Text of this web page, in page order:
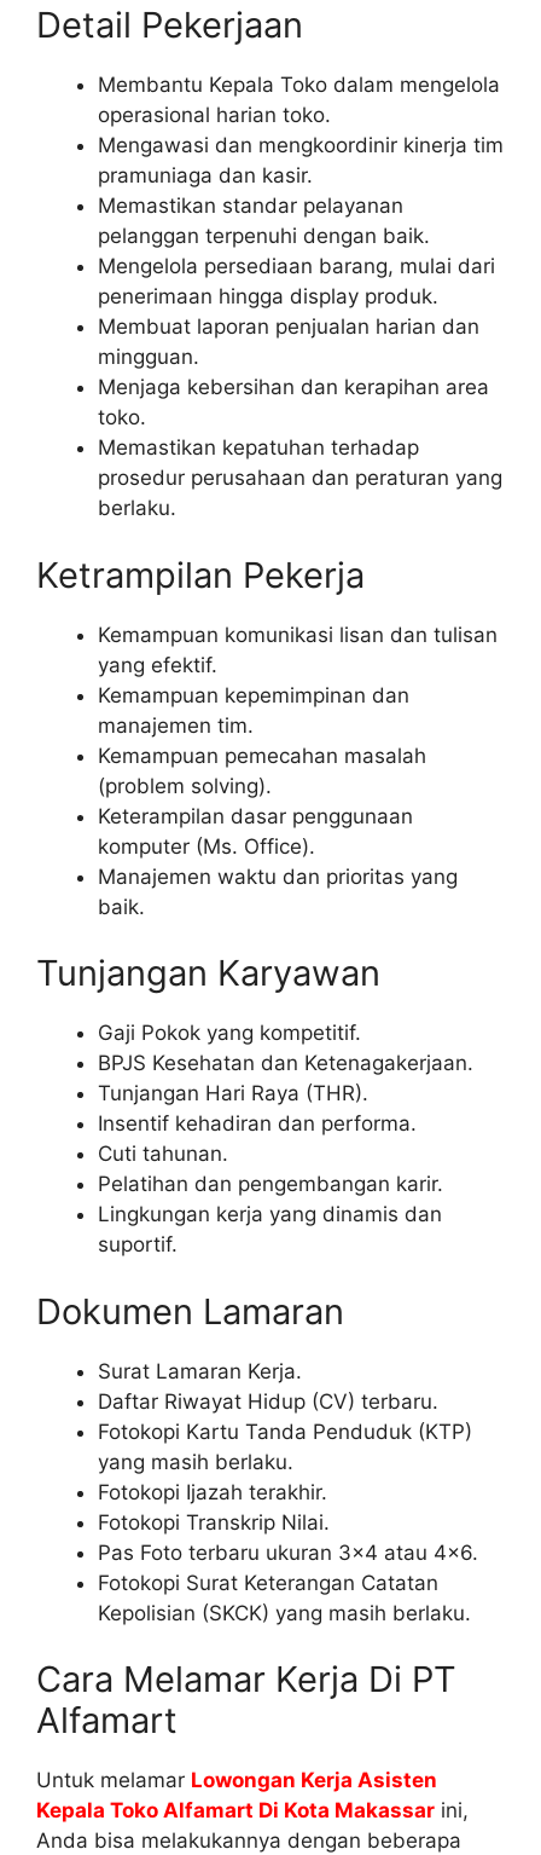
Detail Pekerjaan
Membantu Kepala Toko dalam mengelola
operasional harian toko.
Mengawasi dan mengkoordinir kinerja tim
pramuniaga dan kasir.
Memastikan standar pelayanan
pelanggan terpenuhi dengan baik.
Mengelola persediaan barang, mulai dari
penerimaan hingga display produk.
Membuat laporan penjualan harian dan
mingguan.
Menjaga kebersihan dan kerapihan area
toko.
Memastikan kepatuhan terhadap
prosedur perusahaan dan peraturan yang
berlaku.
Ketrampilan Pekerja
Kemampuan komunikasi lisan dan tulisan
yang efektif.
Kemampuan kepemimpinan dan
manajemen tim.
Kemampuan pemecahan masalah
(problem solving).
Keterampilan dasar penggunaan
komputer (Ms. Office).
Manajemen waktu dan prioritas yang
baik.
Tunjangan Karyawan
Gaji Pokok yang kompetitif.
BPJS Kesehatan dan Ketenagakerjaan.
Tunjangan Hari Raya (THR).
Insentif kehadiran dan performa.
Cuti tahunan.
Pelatihan dan pengembangan karir.
Lingkungan kerja yang dinamis dan
suportif.
Dokumen Lamaran
Surat Lamaran Kerja.
Daftar Riwayat Hidup (CV) terbaru.
Fotokopi Kartu Tanda Penduduk (KTP)
yang masih berlaku.
Fotokopi Ijazah terakhir.
Fotokopi Transkrip Nilai.
Pas Foto terbaru ukuran 3×4 atau 4×6.
Fotokopi Surat Keterangan Catatan
Kepolisian (SKCK) yang masih berlaku.
Cara Melamar Kerja Di PT
Alfamart
Untuk melamar Lowongan Kerja Asisten
Kepala Toko Alfamart Di Kota Makassar ini,
Anda bisa melakukannya dengan beberapa